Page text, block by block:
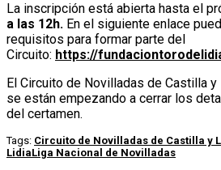
La inscripción está abierta hasta el
a las 12h. En el siguiente enlace
requisitos para formar parte del
Circuito: https://
El Circuito de Novilladas de Castilla
se están empezando a cerrar los
del certamen.
Tags: Circuito de Novilladas de Castilla y
LidiaLiga Nacional de Novilladas